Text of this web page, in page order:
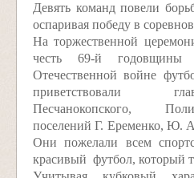
Девять команд повели
оспаривая победу в
На торжественной
честь 69-й
Отечественной войне
приветствовали
Песчанокопского,
поселений Г. Еременко, Ю.
Они пожелали всем
красивый футбол, который